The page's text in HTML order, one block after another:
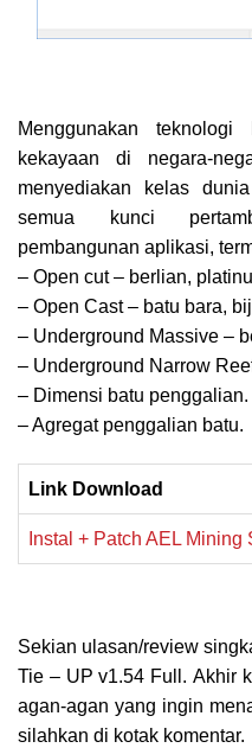
Menggunakan
kekayaan di negara-
menyediakan kelas
semua kunci
pembangunan aplikasi,
– Open cut – berlian,
– Open Cast – batu bara,
– Underground Massive –
– Underground Narrow
– Dimensi batu penggalian.
– Agregat penggalian batu.
Link Download
Instal + Patch AEL Mining
Sekian ulasan/review
Tie – UP v1.54 Full . Akhir
agan-agan yang ingin
silahkan di kotak komentar.